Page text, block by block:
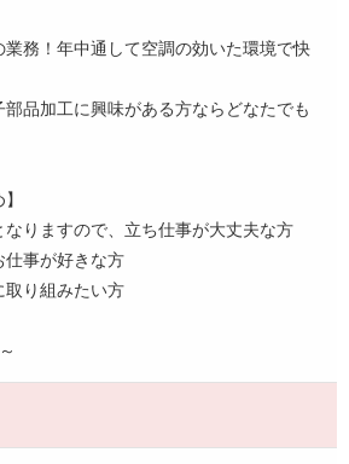
務！年中通して空調の効いた環境で快
品加工に興味がある方ならどなたでも
りますので、立ち仕事が大丈夫な方
事が好きな方
り組みたい方